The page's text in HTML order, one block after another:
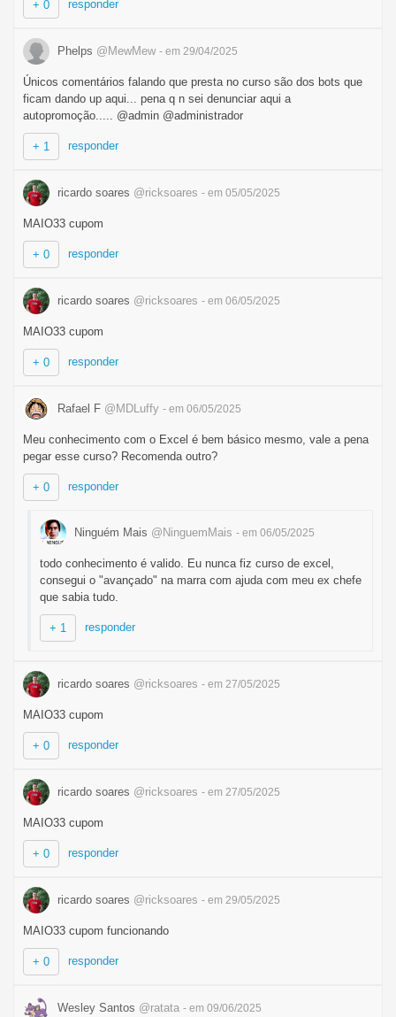
+ 0 responder
Phelps @MewMew - em 29/04/2025
Únicos comentários falando que presta no curso são dos bots que
ficam dando up aqui... pena q n sei denunciar aqui a
autopromoção..... @admin @administrador
+ 1 responder
ricardo soares @ricksoares - em 05/05/2025
MAIO33 cupom
+ 0 responder
ricardo soares @ricksoares - em 06/05/2025
MAIO33 cupom
+ 0 responder
Rafael F @MDLuffy - em 06/05/2025
Meu conhecimento com o Excel é bem básico mesmo, vale a pena
pegar esse curso? Recomenda outro?
+ 0 responder
Ninguém Mais @NinguemMais - em 06/05/2025
todo conhecimento é valido. Eu nunca fiz curso de excel,
consegui o "avançado" na marra com ajuda com meu ex chefe
que sabia tudo.
+ 1 responder
ricardo soares @ricksoares - em 27/05/2025
MAIO33 cupom
+ 0 responder
ricardo soares @ricksoares - em 27/05/2025
MAIO33 cupom
+ 0 responder
ricardo soares @ricksoares - em 29/05/2025
MAIO33 cupom funcionando
+ 0 responder
Wesley Santos @ratata - em 09/06/2025